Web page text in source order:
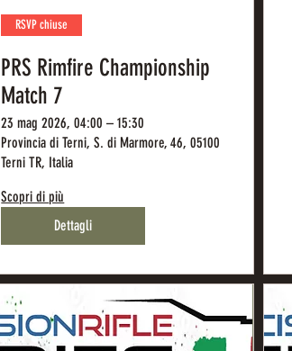
RSVP chiuse
PRS Rimfire Championship
Match 7
23 mag 2026, 04:00 – 15:30
Provincia di Terni, S. di Marmore, 46, 05100
Terni TR, Italia
Scopri di più
Dettagli